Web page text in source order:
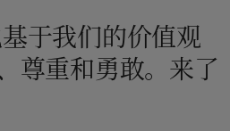
找涂料与色彩方案吗？
漆页面
于我们的价值观
尊重和勇敢。来了